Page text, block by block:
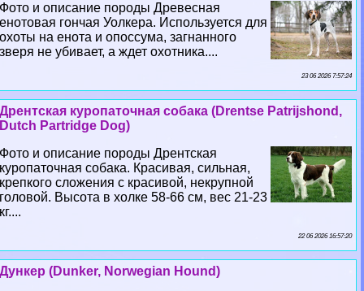
Фото и описание породы Древесная
енотовая гончая Уолкера. Используется для
охоты на енота и опоссума, загнанного
зверя не убивает, а ждет охотника....
23 06 2026 7:57:24
Дрентская куропаточная собака (Drentse Patrijshond,
Dutch Partridge Dog)
Фото и описание породы Дрентская
куропаточная собака. Красивая, сильная,
крепкого сложения с красивой, некрупной
головой. Высота в холке 58-66 см, вес 21-23
кг....
22 06 2026 16:57:20
Дункер (Dunker, Norwegian Hound)